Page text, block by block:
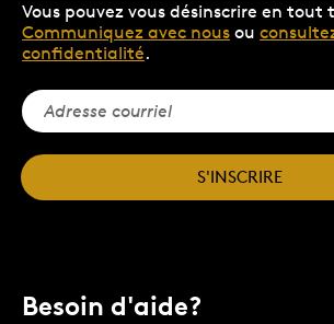
Vous pouvez vous désinscrire en tout
Communiquez avec nous ou
confidentialité.
S'INSCRIRE
Besoin d'aide?